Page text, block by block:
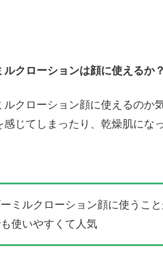
ルクローションは顔に使えるか
ルクローション顔に使えるのか
感じてしまったり、乾燥肌にな
ミルクローション顔に使うこ
使いやすくて人気